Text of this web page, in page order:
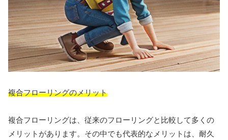
複合フローリングのメリット
複合フローリングは、従来のフローリングと比較して多くの
メリットがあります。その中でも代表的なメリットは、耐久